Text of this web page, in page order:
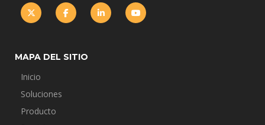
MAPA DEL SITIO
Inicio
Soluciones
Producto